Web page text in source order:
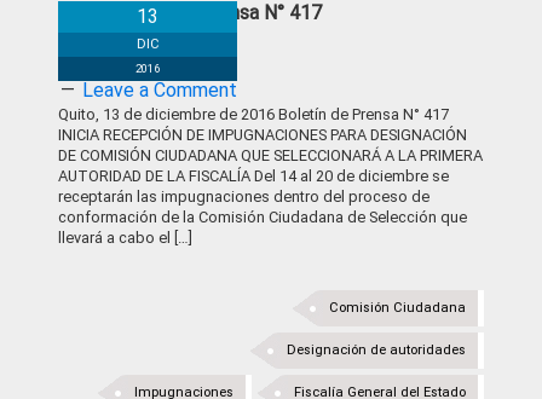
Boletín de Prensa N° 417
13
DIC
2016
Leave a Comment
Quito, 13 de diciembre de 2016 Boletín de Prensa N° 417
INICIA RECEPCIÓN DE IMPUGNACIONES PARA DESIGNACIÓN
DE COMISIÓN CIUDADANA QUE SELECCIONARÁ A LA PRIMERA
AUTORIDAD DE LA FISCALÍA Del 14 al 20 de diciembre se
receptarán las impugnaciones dentro del proceso de
conformación de la Comisión Ciudadana de Selección que
llevará a cabo el […]
Comisión Ciudadana
Designación de autoridades
Fiscalía General del Estado
Impugnaciones